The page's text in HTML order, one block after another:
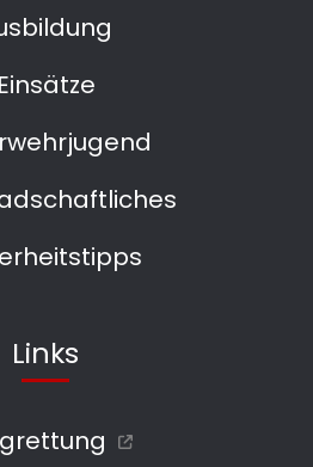
Einsätze
Links